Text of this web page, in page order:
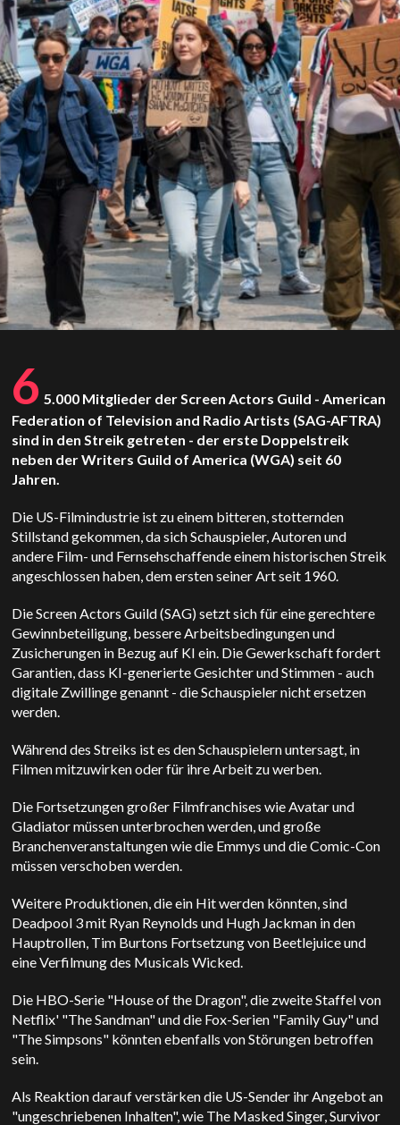
6 5.000 Mitglieder der Screen Actors Guild - American
Federation of Television and Radio Artists (SAG-AFTRA)
sind in den Streik getreten - der erste Doppelstreik
neben der Writers Guild of America (WGA) seit 60
Jahren.
Die US-Filmindustrie ist zu einem bitteren, stotternden
Stillstand gekommen, da sich Schauspieler, Autoren und
andere Film- und Fernsehschaffende einem historischen Streik
angeschlossen haben, dem ersten seiner Art seit 1960.
Die Screen Actors Guild (SAG) setzt sich für eine gerechtere
Gewinnbeteiligung, bessere Arbeitsbedingungen und
Zusicherungen in Bezug auf KI ein. Die Gewerkschaft fordert
Garantien, dass KI-generierte Gesichter und Stimmen - auch
digitale Zwillinge genannt - die Schauspieler nicht ersetzen
werden.
Während des Streiks ist es den Schauspielern untersagt, in
Filmen mitzuwirken oder für ihre Arbeit zu werben.
Die Fortsetzungen großer Filmfranchises wie Avatar und
Gladiator müssen unterbrochen werden, und große
Branchenveranstaltungen wie die Emmys und die Comic-Con
müssen verschoben werden.
Weitere Produktionen, die ein Hit werden könnten, sind
Deadpool 3 mit Ryan Reynolds und Hugh Jackman in den
Hauptrollen, Tim Burtons Fortsetzung von Beetlejuice und
eine Verfilmung des Musicals Wicked.
Die HBO-Serie "House of the Dragon", die zweite Staffel von
Netflix' "The Sandman" und die Fox-Serien "Family Guy" und
"The Simpsons" könnten ebenfalls von Störungen betroffen
sein.
Als Reaktion darauf verstärken die US-Sender ihr Angebot an
"ungeschriebenen Inhalten", wie The Masked Singer, Survivor